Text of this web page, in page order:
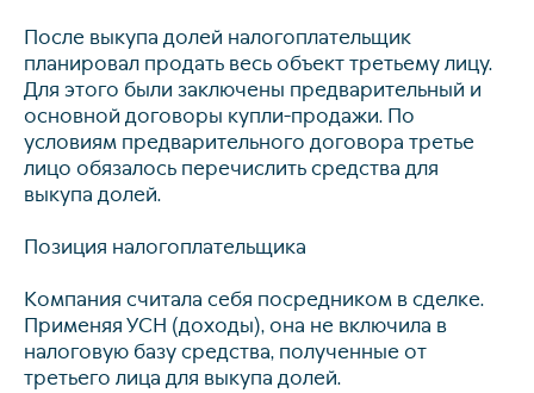
После выкупа долей налогоплательщик
планировал продать весь объект третьему лицу.
Для этого были заключены предварительный и
основной договоры купли-продажи. По
условиям предварительного договора третье
лицо обязалось перечислить средства для
выкупа долей.
Позиция налогоплательщика
Компания считала себя посредником в сделке.
Применяя УСН (доходы), она не включила в
налоговую базу средства, полученные от
третьего лица для выкупа долей.